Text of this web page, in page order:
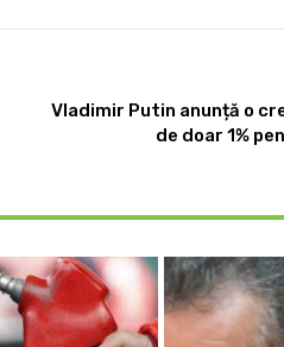
Vladimir Putin anunță o
de doar 1%